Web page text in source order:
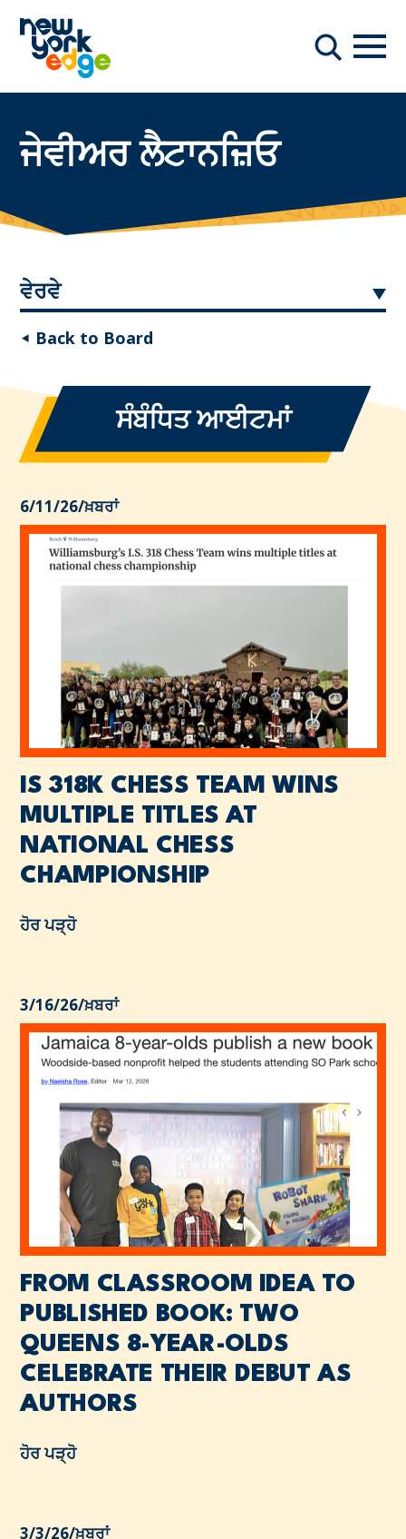
ਖੋਜ
ਜੇਵੀਅਰ ਲੈਟਾਨਜ਼ਿਓ
ਵੇਰਵੇ
◂ Back to Board
ਸੰਬੰਧਿਤ ਆਈਟਮਾਂ
6/11/26/ਖ਼ਬਰਾਂ
IS 318K CHESS TEAM WINS
MULTIPLE TITLES AT
NATIONAL CHESS
CHAMPIONSHIP
ਹੋਰ ਪੜ੍ਹੋ
3/16/26/ਖ਼ਬਰਾਂ
FROM CLASSROOM IDEA TO
PUBLISHED BOOK: TWO
QUEENS 8-YEAR-OLDS
CELEBRATE THEIR DEBUT AS
AUTHORS
ਹੋਰ ਪੜ੍ਹੋ
3/3/26/ਖ਼ਬਰਾਂ